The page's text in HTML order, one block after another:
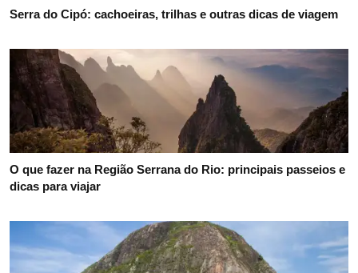
Serra do Cipó: cachoeiras, trilhas e outras dicas de viagem
O que fazer na Região Serrana do Rio: principais passeios e
dicas para viajar